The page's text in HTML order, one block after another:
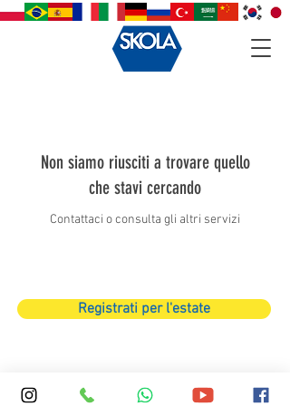
Non siamo riusciti a trovare quello
che stavi cercando
Contattaci o consulta gli altri servizi
Registrati per l'estate